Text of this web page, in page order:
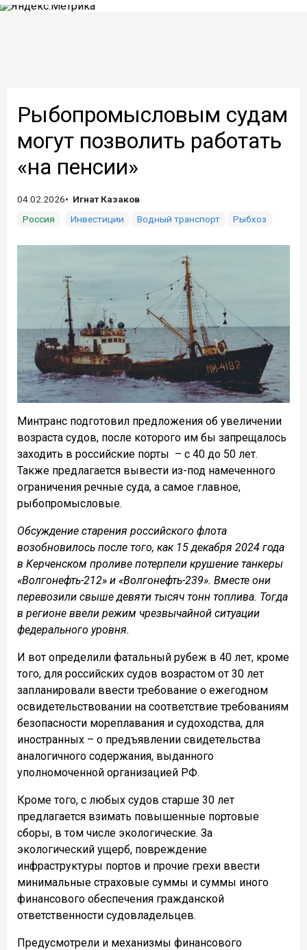
Рыбопромысловым судам
могут позволить работать
«на пенсии»
04.02.2026
Игнат Казаков
Россия
Инвестиции Водный транспорт Рыбхоз
Минтранс подготовил предложения об увеличении
возраста судов, после которого им бы запрещалось
заходить в российские порты – с 40 до 50 лет.
Также предлагается вывести из-под намеченного
ограничения речные суда, а самое главное,
рыбопромысловые.
Обсуждение старения российского флота
возобновилось после того, как 15 декабря 2024 года
в Керченском проливе потерпели крушение танкеры
«Волгонефть-212» и «Волгонефть-239». Вместе они
перевозили свыше девяти тысяч тонн топлива. Тогда
в регионе ввели режим чрезвычайной ситуации
федерального уровня.
И вот определили фатальный рубеж в 40 лет, кроме
того, для российских судов возрастом от 30 лет
запланировали ввести требование о ежегодном
освидетельствовании на соответствие требованиям
безопасности мореплавания и судоходства, для
иностранных – о предъявлении свидетельства
аналогичного содержания, выданного
уполномоченной организацией РФ.
Кроме того, с любых судов старше 30 лет
предлагается взимать повышенные портовые
сборы, в том числе экологические. За
экологический ущерб, повреждение
инфраструктуры портов и прочие грехи ввести
минимальные страховые суммы и суммы иного
финансового обеспечения гражданской
ответственности судовладельцев.
Предусмотрели и механизмы финансового